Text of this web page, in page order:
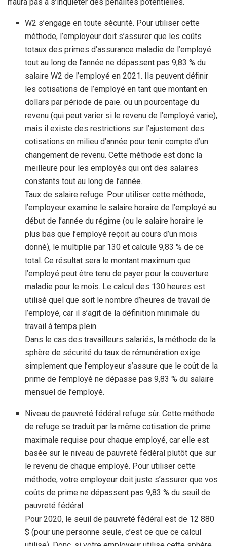
W2 s’engage en toute sécurité. Pour utiliser cette
méthode, l’employeur doit s’assurer que les coûts
totaux des primes d’assurance maladie de l’employé
tout au long de l’année ne dépassent pas 9,83 % du
salaire W2 de l’employé en 2021. Ils peuvent définir
les cotisations de l’employé en tant que montant en
dollars par période de paie. ou un pourcentage du
revenu (qui peut varier si le revenu de l’employé varie),
mais il existe des restrictions sur l’ajustement des
cotisations en milieu d’année pour tenir compte d’un
changement de revenu. Cette méthode est donc la
meilleure pour les employés qui ont des salaires
constants tout au long de l’année.
Taux de salaire refuge. Pour utiliser cette méthode,
l’employeur examine le salaire horaire de l’employé au
début de l’année du régime (ou le salaire horaire le
plus bas que l’employé reçoit au cours d’un mois
donné), le multiplie par 130 et calcule 9,83 % de ce
total. Ce résultat sera le montant maximum que
l’employé peut être tenu de payer pour la couverture
maladie pour le mois. Le calcul des 130 heures est
utilisé quel que soit le nombre d’heures de travail de
l’employé, car il s’agit de la définition minimale du
travail à temps plein.
Dans le cas des travailleurs salariés, la méthode de la
sphère de sécurité du taux de rémunération exige
simplement que l’employeur s’assure que le coût de la
prime de l’employé ne dépasse pas 9,83 % du salaire
mensuel de l’employé.
Niveau de pauvreté fédéral refuge sûr. Cette méthode
de refuge se traduit par la même cotisation de prime
maximale requise pour chaque employé, car elle est
basée sur le niveau de pauvreté fédéral plutôt que sur
le revenu de chaque employé. Pour utiliser cette
méthode, votre employeur doit juste s’assurer que vos
coûts de prime ne dépassent pas 9,83 % du seuil de
pauvreté fédéral.
Pour 2020, le seuil de pauvreté fédéral est de 12 880
$ (pour une personne seule, c’est ce que ce calcul